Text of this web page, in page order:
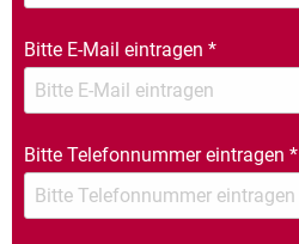
Bitte E-Mail eintragen *
Bitte Telefonnummer eintragen *